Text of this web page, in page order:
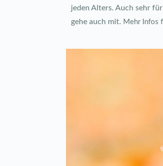
jeden Alters. Auch sehr
gehe auch mit. Mehr Infos